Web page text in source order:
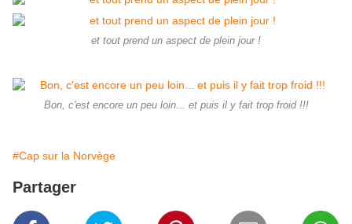
et tout prend un aspect de plein jour !
Bon, c'est encore un peu loin... et puis il y fait trop froid !!!
#Cap sur la Norvège
Partager